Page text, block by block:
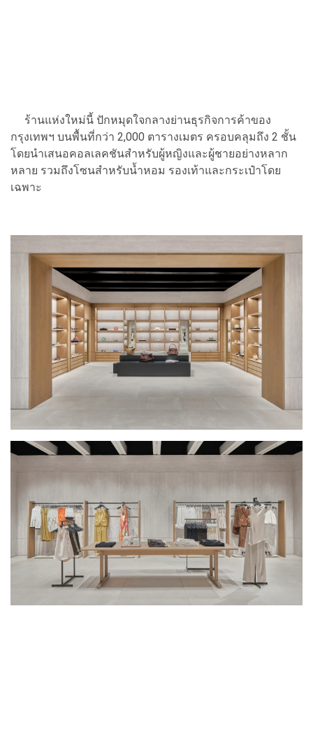
ร้านแห่งใหม่นี้ ปักหมุดใจกลางย่านธุรกิจการค้าของ
กรุงเทพฯ บนพื้นที่กว่า 2,000 ตารางเมตร ครอบคลุมถึง 2 ชั้น
โดยนำเสนอคอลเลคชันสำหรับผู้หญิงและผู้ชายอย่างหลาก
หลาย รวมถึงโซนสำหรับน้ำหอม รองเท้าและกระเป๋าโดย
เฉพาะ